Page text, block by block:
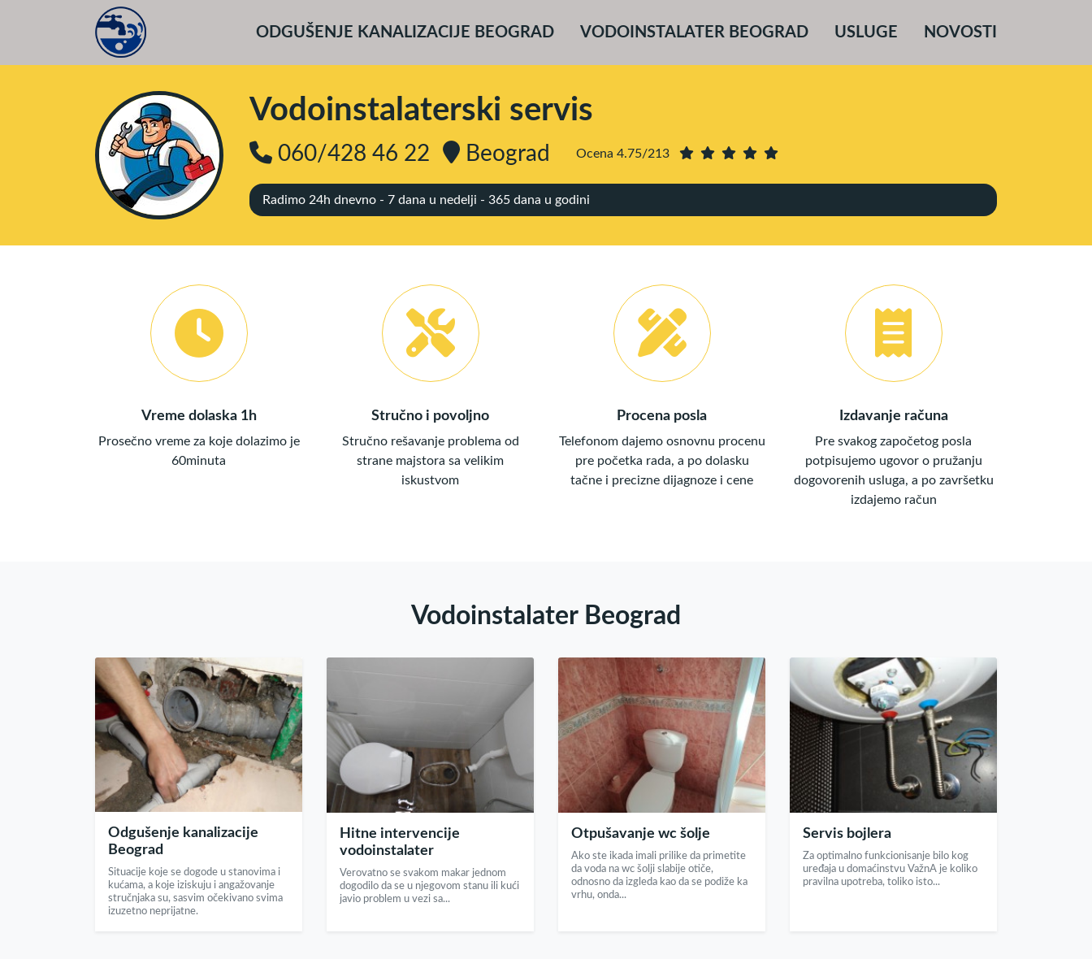
ODGUŠENJE KANALIZACIJE BEOGRAD VODOINSTALATER BEOGRAD USLUGE NOVOSTI
Vodoinstalaterski servis
060/428 46 22 Beograd Ocena 4.75/213
Radimo 24h dnevno - 7 dana u nedelji - 365 dana u godini
Vreme dolaska 1h
Prosečno vreme za koje dolazimo je
60minuta
Stručno i povoljno
Stručno rešavanje problema od
strane majstora sa velikim
iskustvom
Procena posla
Telefonom dajemo osnovnu procenu
pre početka rada, a po dolasku
tačne i precizne dijagnoze i cene
Izdavanje računa
Pre svakog započetog posla
potpisujemo ugovor o pružanju
dogovorenih usluga, a po završetku
izdajemo račun
Vodoinstalater Beograd
Odgušenje kanalizacije
Beograd
Situacije koje se dogode u stanovima i
kućama, a koje iziskuju i angažovanje
stručnjaka su, sasvim očekivano svima
izuzetno neprijatne.
Hitne intervencije
vodoinstalater
Verovatno se svakom makar jednom
dogodilo da se u njegovom stanu ili kući
javio problem u vezi sa...
Otpušavanje wc šolje
Ako ste ikada imali prilike da primetite
da voda na wc šolji slabije otiče,
odnosno da izgleda kao da se podiže ka
vrhu, onda...
Servis bojlera
Za optimalno funkcionisanje bilo kog
uređaja u domaćinstvu VažnA je koliko
pravilna upotreba, toliko isto...